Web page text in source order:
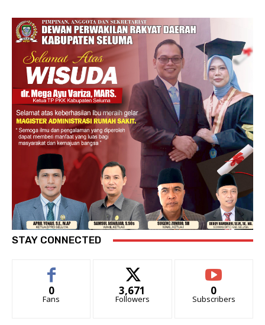
STAY CONNECTED
0
Fans
3,671
Followers
0
Subscribers